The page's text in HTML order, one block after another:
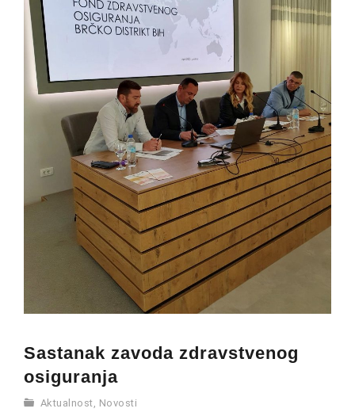
Sastanak zavoda zdravstvenog
osiguranja
Aktualnost, Novosti